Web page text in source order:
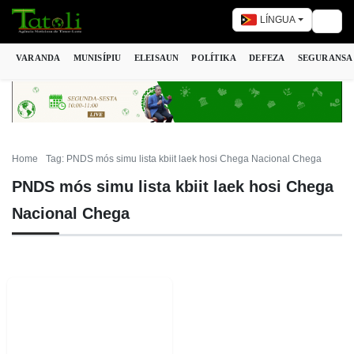
LÍNGUA
VARANDA MUNISÍPIU ELEISAUN POLÍTIKA DEFEZA SEGURANSA
Home Tag: PNDS mós simu lista kbiit laek hosi Chega Nacional Chega
PNDS mós simu lista kbiit laek hosi Chega
Nacional Chega